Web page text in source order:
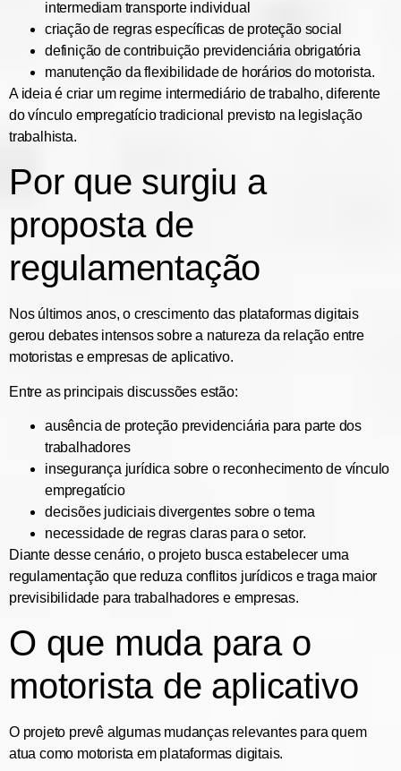
intermediam transporte individual
criação de regras específicas de proteção social
definição de contribuição previdenciária obrigatória
manutenção da flexibilidade de horários do motorista.
A ideia é criar um regime intermediário de trabalho, diferente
do vínculo empregatício tradicional previsto na legislação
trabalhista.
Por que surgiu a
proposta de
regulamentação
Nos últimos anos, o crescimento das plataformas digitais
gerou debates intensos sobre a natureza da relação entre
motoristas e empresas de aplicativo.
Entre as principais discussões estão:
ausência de proteção previdenciária para parte dos
trabalhadores
insegurança jurídica sobre o reconhecimento de vínculo
empregatício
decisões judiciais divergentes sobre o tema
necessidade de regras claras para o setor.
Diante desse cenário, o projeto busca estabelecer uma
regulamentação que reduza conflitos jurídicos e traga maior
previsibilidade para trabalhadores e empresas.
O que muda para o
motorista de aplicativo
O projeto prevê algumas mudanças relevantes para quem
atua como motorista em plataformas digitais.